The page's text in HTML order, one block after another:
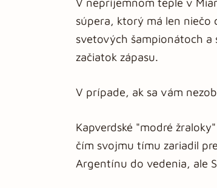
súpera, ktorý má len niečo
svetových šampionátoch
začiatok zápasu.
V prípade, ak sa vám
Kapverdské "modré
čím svojmu tímu zariadil
Argentínu do vedenia, ale